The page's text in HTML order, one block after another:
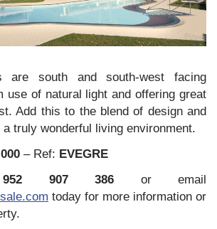
are south and south-west facing
use of natural light and offering great
Add this to the blend of design and
truly wonderful living environment.
– Ref: EVEGRE
907 386 or email
today for more information or